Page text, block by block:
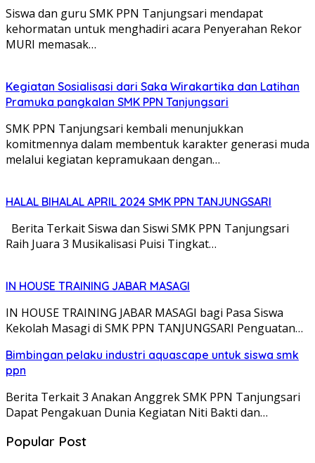
Siswa dan guru SMK PPN Tanjungsari mendapat
kehormatan untuk menghadiri acara Penyerahan Rekor
MURI memasak…
Kegiatan Sosialisasi dari Saka Wirakartika dan Latihan
Pramuka pangkalan SMK PPN Tanjungsari
SMK PPN Tanjungsari kembali menunjukkan
komitmennya dalam membentuk karakter generasi muda
melalui kegiatan kepramukaan dengan…
HALAL BIHALAL APRIL 2024 SMK PPN TANJUNGSARI
Berita Terkait Siswa dan Siswi SMK PPN Tanjungsari
Raih Juara 3 Musikalisasi Puisi Tingkat…
IN HOUSE TRAINING JABAR MASAGI
IN HOUSE TRAINING JABAR MASAGI bagi Pasa Siswa
Kekolah Masagi di SMK PPN TANJUNGSARI Penguatan…
Bimbingan pelaku industri aquascape untuk siswa smk
ppn
Berita Terkait 3 Anakan Anggrek SMK PPN Tanjungsari
Dapat Pengakuan Dunia Kegiatan Niti Bakti dan…
Popular Post